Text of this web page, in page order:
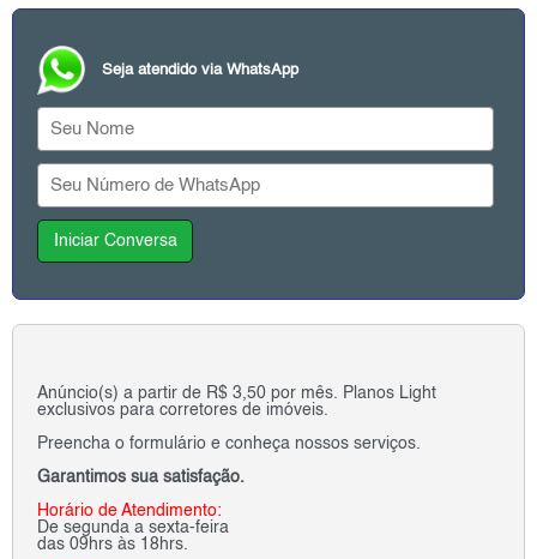
Seja atendido via WhatsApp
Iniciar Conversa
Anúncio(s) a partir de R$ 3,50 por mês. Planos Light
exclusivos para corretores de imóveis.
Preencha o formulário e conheça nossos serviços.
Garantimos sua satisfação.
Horário de Atendimento:
De segunda a sexta-feira
das 09hrs às 18hrs.